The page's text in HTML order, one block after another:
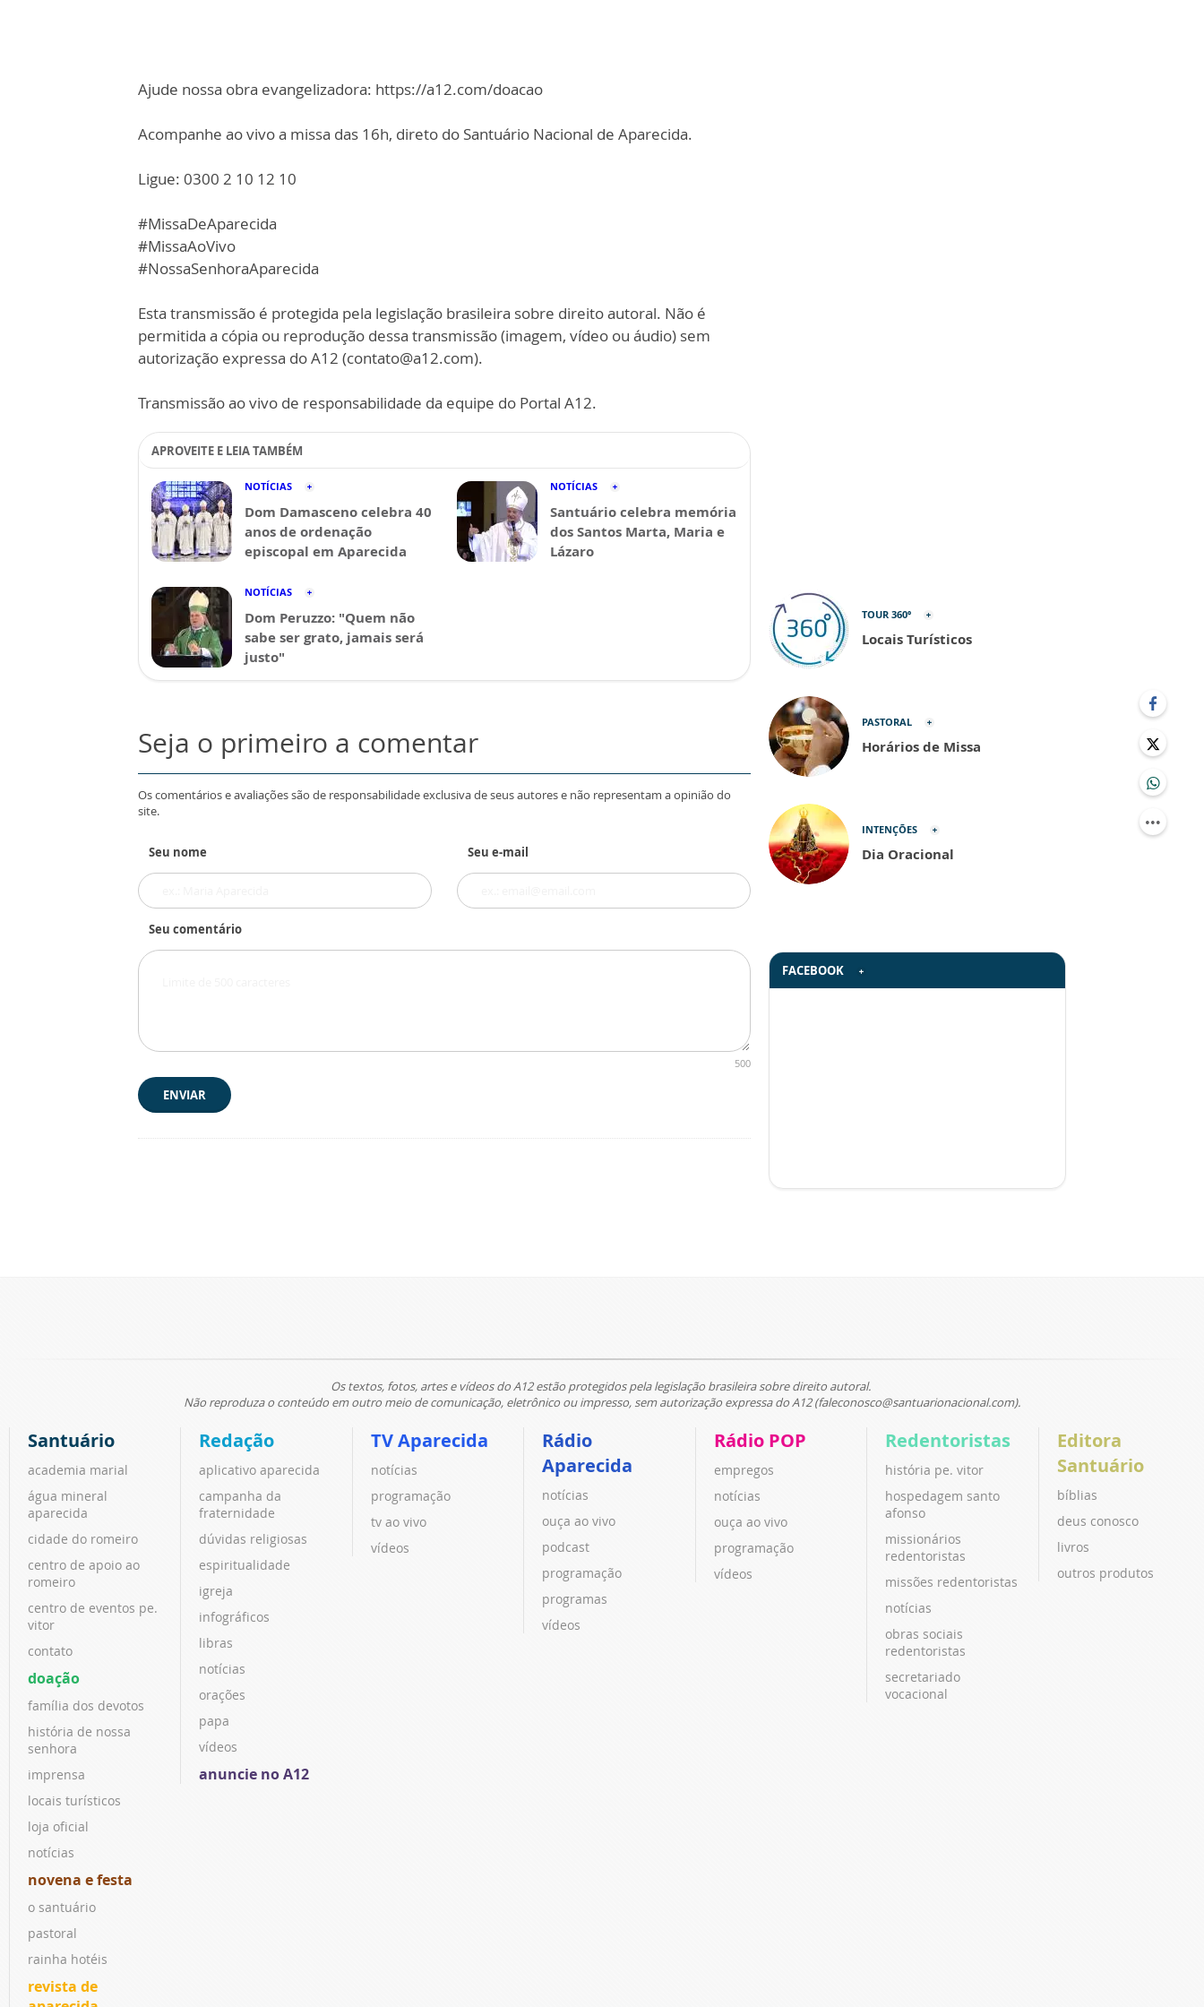
Ajude nossa obra evangelizadora: https://a12.com/doacao
Acompanhe ao vivo a missa das 16h, direto do Santuário Nacional de Aparecida.
Ligue: 0300 2 10 12 10
#MissaDeAparecida
#MissaAoVivo
#NossaSenhoraAparecida
Esta transmissão é protegida pela legislação brasileira sobre direito autoral. Não é
permitida a cópia ou reprodução dessa transmissão (imagem, vídeo ou áudio) sem
autorização expressa do A12 (contato@a12.com).
Transmissão ao vivo de responsabilidade da equipe do Portal A12.
APROVEITE E LEIA TAMBÉM
NOTÍCIAS
Dom Damasceno celebra 40
anos de ordenação
episcopal em Aparecida
NOTÍCIAS
Santuário celebra memória
dos Santos Marta, Maria e
Lázaro
NOTÍCIAS
Dom Peruzzo: "Quem não
sabe ser grato, jamais será
justo"
Seja o primeiro a comentar
Os comentários e avaliações são de responsabilidade exclusiva de seus autores e não representam a opinião do
site.
Seu nome Seu e-mail
Seu comentário
500
ENVIAR
TOUR 360º
Locais Turísticos
PASTORAL
Horários de Missa
INTENÇÕES
Dia Oracional
FACEBOOK
Os textos, fotos, artes e vídeos do A12 estão protegidos pela legislação brasileira sobre direito autoral.
Não reproduza o conteúdo em outro meio de comunicação, eletrônico ou impresso, sem autorização expressa do A12 (faleconosco@santuarionacional.com).
Santuário
academia marial
água mineral
aparecida
cidade do romeiro
centro de apoio ao
romeiro
centro de eventos pe.
vitor
contato
doação
família dos devotos
história de nossa
senhora
imprensa
locais turísticos
loja oficial
notícias
novena e festa
o santuário
pastoral
rainha hotéis
revista de
Redação
aplicativo aparecida
campanha da
fraternidade
dúvidas religiosas
espiritualidade
igreja
infográficos
libras
notícias
orações
papa
vídeos
anuncie no A12
TV Aparecida
notícias
programação
tv ao vivo
vídeos
Rádio
Aparecida
notícias
ouça ao vivo
podcast
programação
programas
vídeos
Rádio POP
empregos
notícias
ouça ao vivo
programação
vídeos
Redentoristas
história pe. vitor
hospedagem santo
afonso
missionários
redentoristas
missões redentoristas
notícias
obras sociais
redentoristas
secretariado
vocacional
Editora
Santuário
bíblias
deus conosco
livros
outros produtos